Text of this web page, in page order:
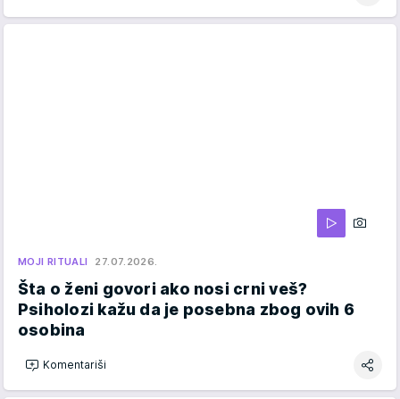
MOJI RITUALI 27.07.2026.
Šta o ženi govori ako nosi crni veš?
Psiholozi kažu da je posebna zbog ovih 6
osobina
Komentariši